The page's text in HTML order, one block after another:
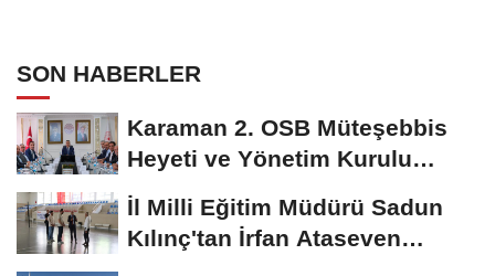
SON HABERLER
Karaman 2. OSB Müteşebbis
Heyeti ve Yönetim Kurulu
Toplantısı Gerçekleştirildi
İl Milli Eğitim Müdürü Sadun
Kılınç'tan İrfan Ataseven